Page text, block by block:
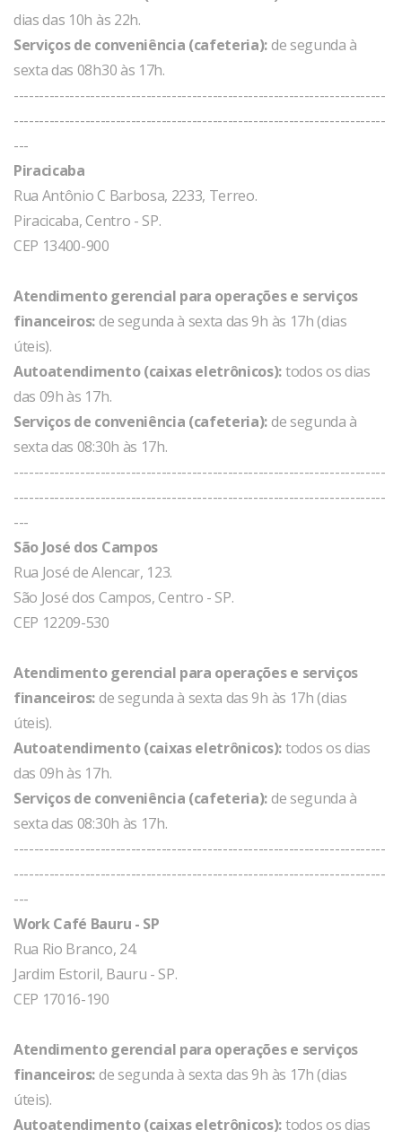
dias das 10h às 22h.
Serviços de conveniência (cafeteria):de segunda à
sexta das 08h30 às 17h.
-------------------------------------------------------------------------
-------------------------------------------------------------------------
---
Piracicaba
Rua Antônio C Barbosa, 2233, Terreo.
Piracicaba, Centro - SP.
CEP 13400-900
Atendimento gerencial para operações e serviços
financeiros:de segunda à sexta das 9h às 17h (dias
úteis).
Autoatendimento (caixas eletrônicos):todos os dias
das 09h às 17h.
Serviços de conveniência (cafeteria):de segunda à
sexta das 08:30h às 17h.
-------------------------------------------------------------------------
-------------------------------------------------------------------------
---
São José dos Campos
Rua José de Alencar, 123.
São José dos Campos, Centro - SP.
CEP 12209-530
Atendimento gerencial para operações e serviços
financeiros:de segunda à sexta das 9h às 17h (dias
úteis).
Autoatendimento (caixas eletrônicos):todos os dias
das 09h às 17h.
Serviços de conveniência (cafeteria):de segunda à
sexta das 08:30h às 17h.
-------------------------------------------------------------------------
-------------------------------------------------------------------------
---
Work Café Bauru - SP
Rua Rio Branco, 24.
Jardim Estoril, Bauru - SP.
CEP 17016-190
Atendimento gerencial para operações e serviços
financeiros:de segunda à sexta das 9h às 17h (dias
úteis).
Autoatendimento (caixas eletrônicos):todos os dias